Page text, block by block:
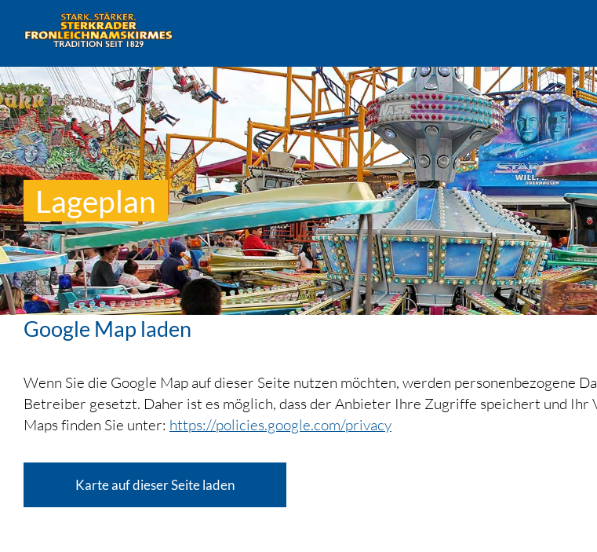
Lageplan
Google Map laden
Wenn Sie die Google Map auf dieser Seite nutzen möchten, werden personenbezogene
Betreiber gesetzt. Daher ist es möglich, dass der Anbieter Ihre Zugriffe speichert und
Maps finden Sie unter: https://policies.google.com/privacy
Karte auf dieser Seite laden